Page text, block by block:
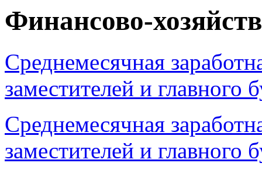
Финансово-
Среднемесячная
заместителей и главного
Среднемесячная
заместителей и главного